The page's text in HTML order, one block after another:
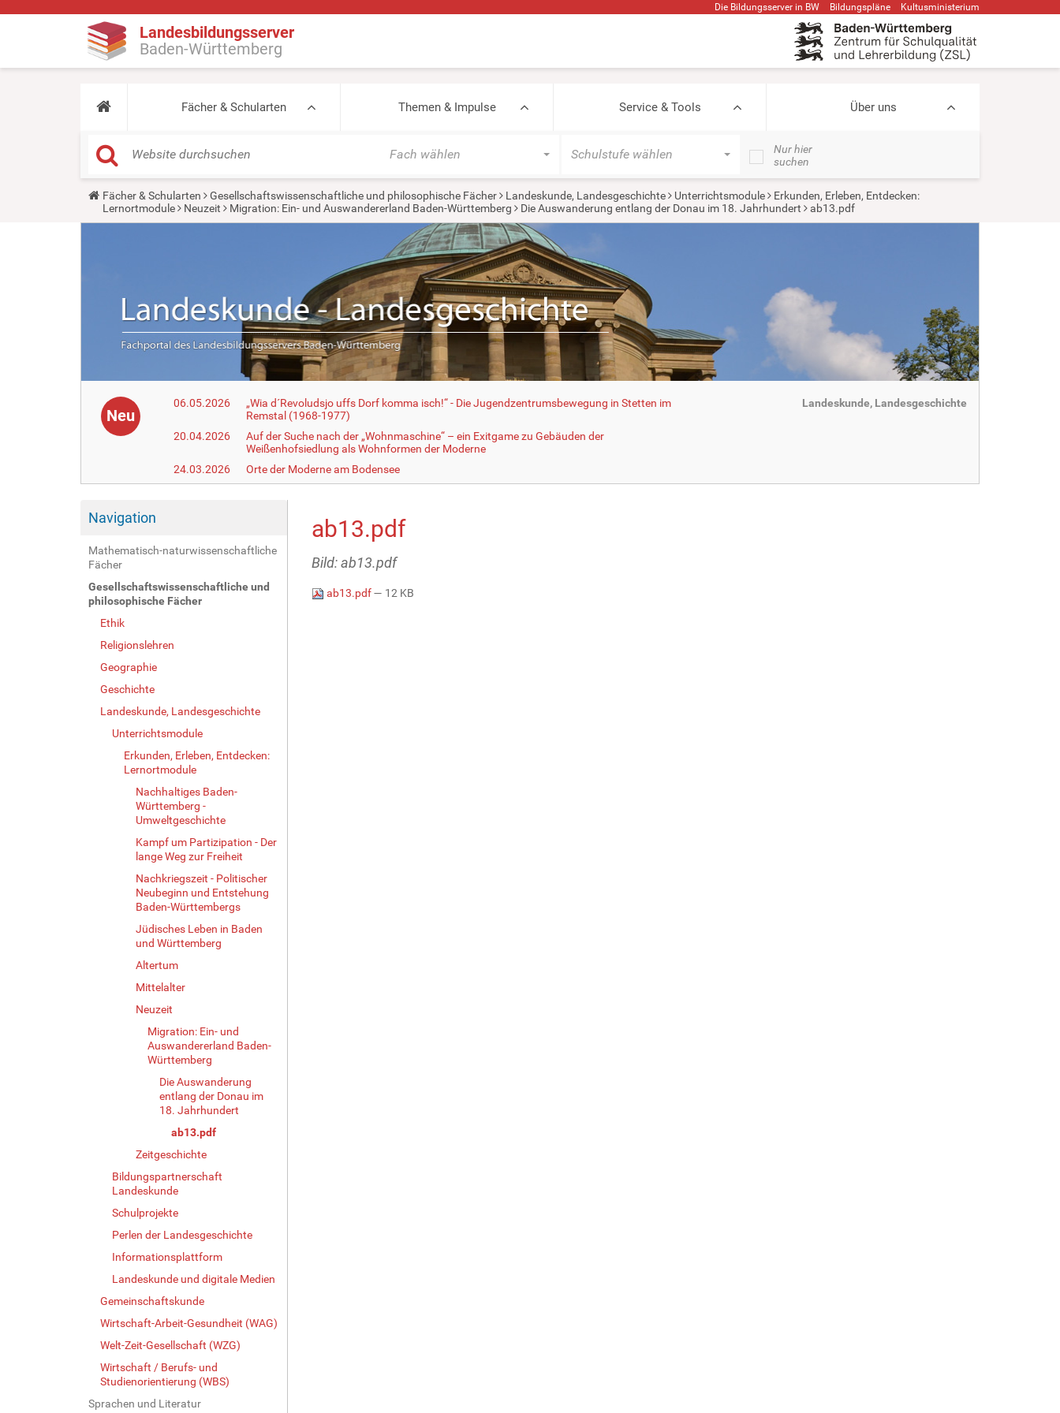
Die Bildungsserver in BW Bildungspläne Kultusministerium
Landesbildungsserver
Baden-Württemberg
Fächer & Schularten Themen & Impulse Service & Tools Über uns
Fach wählen Schulstufe wählen
Nur hier
suchen
Y
u
Fächer & Schularten Gesellschaftswissenschaftliche und philosophische Fächer Landeskunde, Landesgeschichte Unterrichtsmodule
Erkunden, Erleben, Entdecken:
Lernortmodule
Neuzeit Migration: Ein- und Auswandererland Baden-Württemberg Die Auswanderung entlang der Donau im 18. Jahrhundert ab13.pdf
Neu
06.05.2026
„Wia d´Revoludsjo uffs Dorf komma isch!“ - Die Jugendzentrumsbewegung in Stetten im
Remstal (1968-1977)
20.04.2026
Auf der Suche nach der „Wohnmaschine“ – ein Exitgame zu Gebäuden der
Weißenhofsiedlung als Wohnformen der Moderne
24.03.2026
Orte der Moderne am Bodensee
Landeskunde, Landesgeschichte
Navigation
Mathematisch-naturwissenschaftliche
Fächer
Gesellschaftswissenschaftliche und
philosophische Fächer
Ethik
Religionslehren
Geographie
Geschichte
Landeskunde, Landesgeschichte
Unterrichtsmodule
Erkunden, Erleben, Entdecken:
Lernortmodule
Nachhaltiges Baden-
Württemberg -
Umweltgeschichte
Kampf um Partizipation - Der
lange Weg zur Freiheit
Nachkriegszeit - Politischer
Neubeginn und Entstehung
Baden-Württembergs
Jüdisches Leben in Baden
und Württemberg
Altertum
Mittelalter
Neuzeit
Migration: Ein- und
Auswandererland Baden-
Württemberg
Die Auswanderung
entlang der Donau im
18. Jahrhundert
ab13.pdf
Zeitgeschichte
Bildungspartnerschaft
Landeskunde
Schulprojekte
Perlen der Landesgeschichte
Informationsplattform
Landeskunde und digitale Medien
Gemeinschaftskunde
Wirtschaft-Arbeit-Gesundheit (WAG)
Welt-Zeit-Gesellschaft (WZG)
Wirtschaft / Berufs- und
Studienorientierung (WBS)
Sprachen und Literatur
ab13.pdf
Bild: ab13.pdf
ab13.pdf— 12 KB